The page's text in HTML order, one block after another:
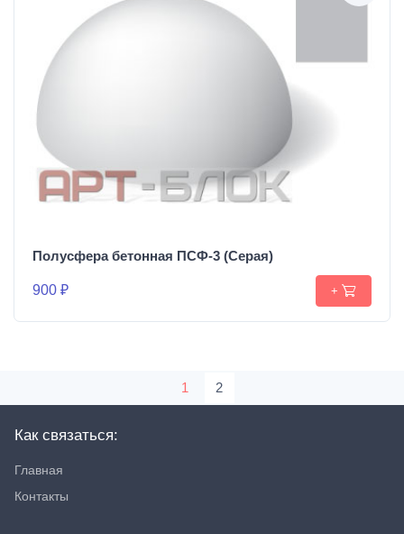
Полусфера бетонная ПСФ-3 (Серая)
900 ₽ +
1 2
Как связаться:
Главная
Контакты